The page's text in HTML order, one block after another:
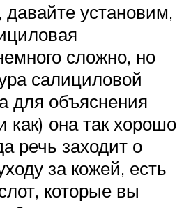
давайте установим,
сложно, но
салициловой
для объяснения
как) она так хорошо
речь заходит о
за кожей, есть
которые вы